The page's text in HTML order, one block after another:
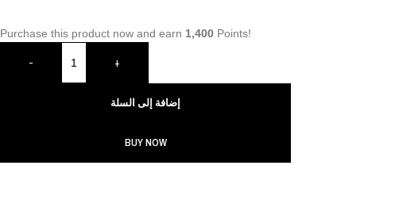
Purchase this product now and earn 1,400 Points!
- +
إضافة إلى السلة
BUY NOW